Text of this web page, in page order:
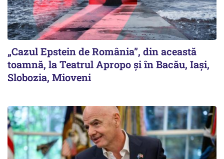
„Cazul Epstein de România”, din această
toamnă, la Teatrul Apropo și în Bacău, Iași,
Slobozia, Mioveni